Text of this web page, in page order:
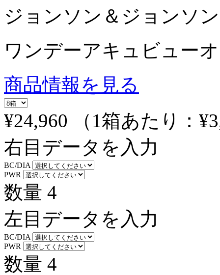
ジョンソン＆ジョンソン
ワンデーアキュビュー
商品情報を見る
¥24,960
（1箱あたり：
右目データを入力
BC/DIA
PWR
数量 4
左目データを入力
BC/DIA
PWR
数量 4